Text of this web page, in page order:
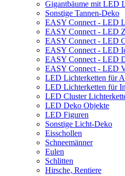
Gigantbäume mit LED
Sonstige Tannen-Deko
EASY Connect - LED
EASY Connect - LED
EASY Connect - LED
EASY Connect - LED
EASY Connect - LED
EASY Connect - LED
LED Lichterketten für
LED Lichterketten für
LED Cluster
LED Deko Objekte
LED Figuren
Sonstige Licht-Deko
Eisschollen
Schneemänner
Eulen
Schlitten
Hirsche, Rentiere